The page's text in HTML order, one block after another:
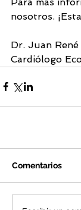
nosotros.
Dr. Juan
Cardiólogo
Comentarios